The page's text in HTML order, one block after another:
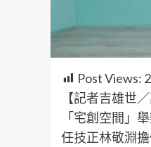
Post Views:
【記者吉雄世
「宅創空間」
任技正林敬淵